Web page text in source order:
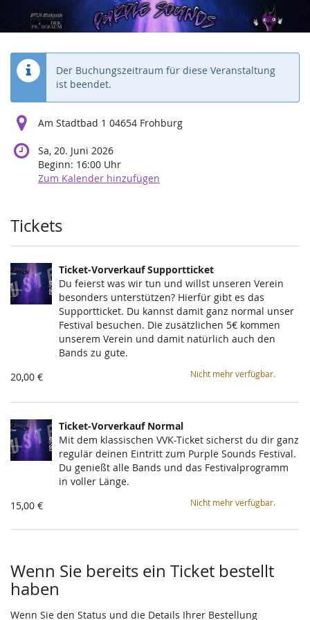
Haupt-
springen
Purple
Sounds
2026
20.
Juni
2026
Der Buchungszeitraum für diese Veranstaltung
ist beendet.
Am Stadtbad 1 04654 Frohburg
Sa, 20. Juni 2026
Beginn: 16:00 Uhr
Zum Kalender hinzufügen
Produkte
Tickets
Ticket-Vorverkauf Supportticket
Du feierst was wir tun und willst unseren Verein
besonders unterstützen? Hierfür gibt es das
Supportticket. Du kannst damit ganz normal unser
Festival besuchen. Die zusätzlichen 5€ kommen
unserem Verein und damit natürlich auch den
Bands zu gute.
20,00 €
Nicht mehr verfügbar.
Ticket-Vorverkauf Normal
Mit dem klassischen VVK-Ticket sicherst du dir ganz
regulär deinen Eintritt zum Purple Sounds Festival.
Du genießt alle Bands und das Festivalprogramm
in voller Länge.
15,00 €
Nicht mehr verfügbar.
Wenn Sie bereits ein Ticket bestellt
haben
Wenn Sie den Status und die Details Ihrer Bestellung